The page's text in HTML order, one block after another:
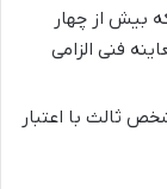
بیش از چهار
فنی الزامی
ثالث با اعتبار